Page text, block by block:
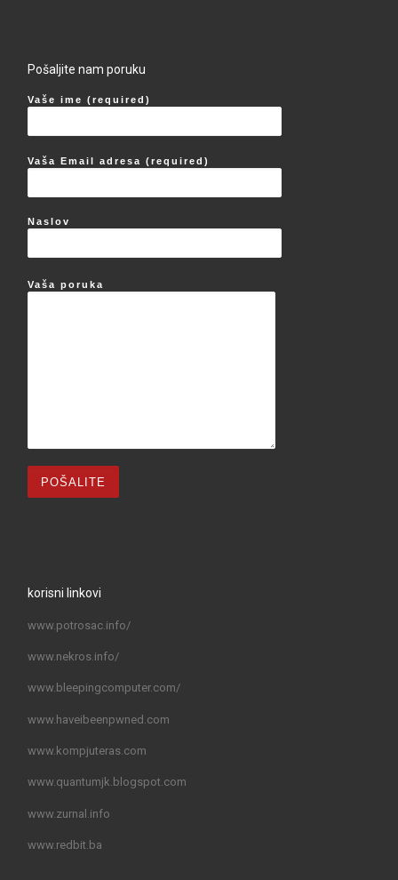
Pošaljite nam poruku
Vaše ime (required)
Vaša Email adresa (required)
Naslov
Vaša poruka
korisni linkovi
www.potrosac.info/
www.nekros.info/
www.bleepingcomputer.com/
www.haveibeenpwned.com
www.kompjuteras.com
www.quantumjk.blogspot.com
www.zurnal.info
www.redbit.ba